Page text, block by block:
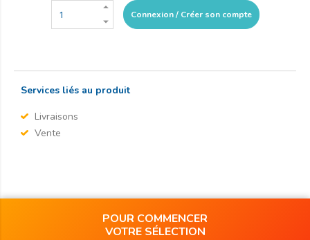
Connexion / Créer son compte
Services liés au produit
Livraisons
Vente
POUR COMMENCER
VOTRE SÉLECTION